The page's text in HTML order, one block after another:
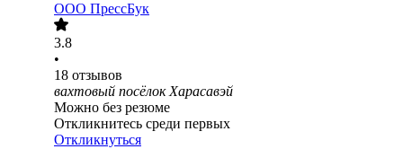
ООО ПрессБук
3.8
•
18 отзывов
вахтовый посёлок Харасавэй
Можно без резюме
Откликнитесь среди первых
Откликнуться